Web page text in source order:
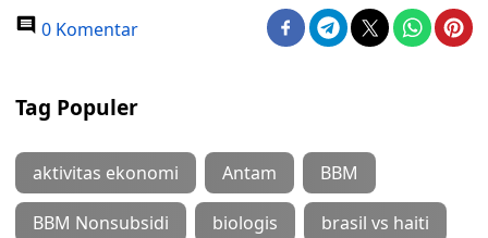
0 Komentar
Tag Populer
aktivitas ekonomi Antam BBM
BBM Nonsubsidi biologis brasil vs haiti